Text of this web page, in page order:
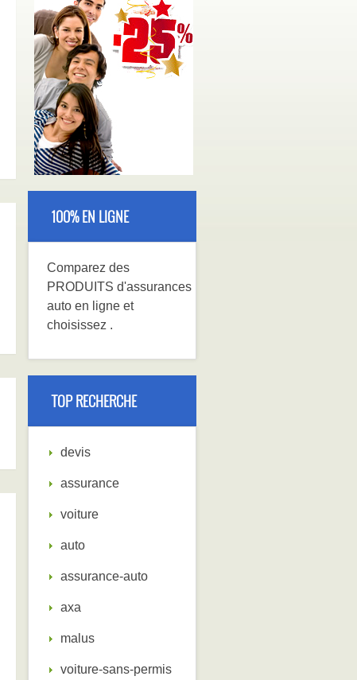
100% EN LIGNE
Comparez des
PRODUITS d'assurances
auto en ligne et
choisissez .
TOP RECHERCHE
devis
assurance
voiture
auto
assurance-auto
axa
malus
voiture-sans-permis